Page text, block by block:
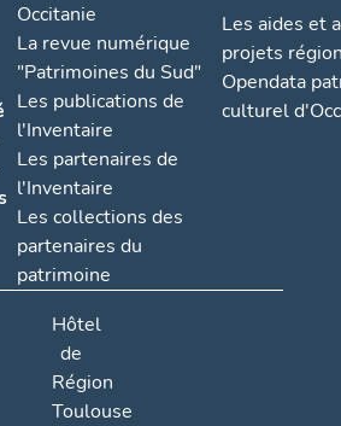
Occitanie
La revue numérique
"Patrimoines du Sud"
Les publications de
l'Inventaire
Les partenaires de
l'Inventaire
Les collections des
partenaires du
patrimoine
Les aides et
projets
Opendata
culturel
Hôtel
de
Région
Toulouse